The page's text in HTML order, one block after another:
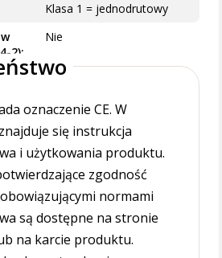
Klasa 1 = jednodrutowy
2)
Nie
oznaczenie CE. W
się instrukcja
i użytkowania produktu.
zgodność
normami
są dostępne na stronie
na karcie produktu.